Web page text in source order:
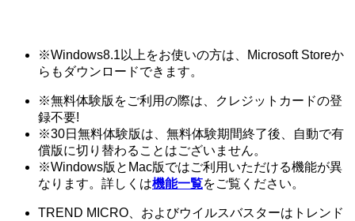
※Windows8.1以上をお使いの方は、Microsoft Storeか
らもダウンロードできます。
※無料体験版をご利用の際は、クレジットカードの登
録不要!
※30日無料体験版は、無料体験期間終了後、自動で有
償版に切り替わることはございません。
※Windows版とMac版ではご利用いただける機能が異
なります。詳しくは機能一覧をご覧ください。
TREND MICRO、およびウイルスバスターはトレンド